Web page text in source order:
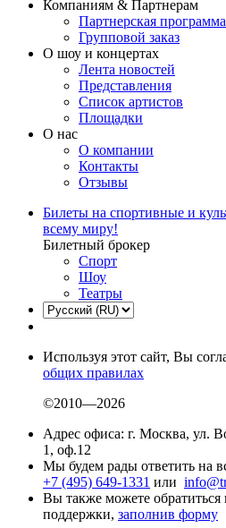
Компаниям & Партнерам
Партнерская программа
Групповой заказ
О шоу и концертах
Лента новостей
Представления
Список артистов
Площадки
О нас
О компании
Контакты
Отзывы
Билеты на спортивные и
всему миру!
Билетный брокер
Спорт
Шоу
Театры
Используя этот сайт, Вы
общих правилах
©2010—2026
Адрес офиса: г. Москва, ул.
1, оф.12
Мы будем рады ответить на
+7 (495) 649-1331 или
Вы также можете
поддержки, заполнив форму